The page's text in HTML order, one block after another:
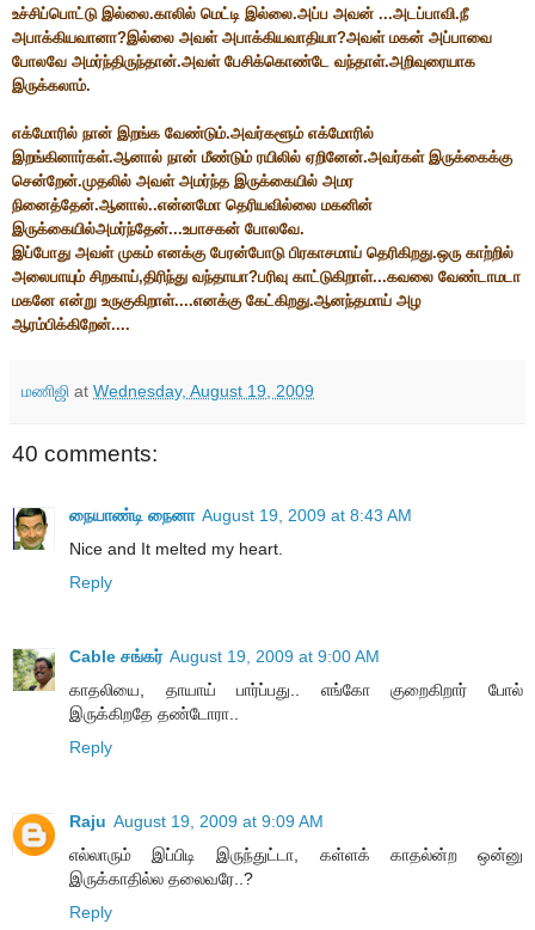
உச்சிப்பொட்டு இல்லை.காலில் மெட்டி இல்லை.அப்ப அவன் ...அடப்பாவி.நீ
அபாக்கியவானா?இல்லை அவள் அபாக்கியவாதியா?அவள் மகன் அப்பாவை
போலவே அமர்ந்திருந்தான்.அவள் பேசிக்கொண்டே வந்தாள்.அறிவுரையாக
இருக்கலாம்.
எக்மோரில் நான் இறங்க வேண்டும்.அவர்களூம் எக்மோரில்
இறங்கினார்கள்.ஆனால் நான் மீண்டும் ரயிலில் ஏறினேன்.அவர்கள் இருக்கைக்கு
சென்றேன்.முதலில் அவள் அமர்ந்த இருக்கையில் அமர
நினைத்தேன்.ஆனால்..என்னமோ தெரியவில்லை மகனின்
இருக்கையில்அமர்ந்தேன்...உபாசகன் போலவே.
இப்போது அவள் முகம் எனக்கு பேரன்போடு பிரகாசமாய் தெரிகிறது.ஒரு காற்றில்
அலைபாயும் சிறகாய்,திரிந்து வந்தாயா?பரிவு காட்டுகிறாள்...கவலை வேண்டாமடா
மகனே என்று உருகுகிறாள்....எனக்கு கேட்கிறது.ஆனந்தமாய் அழ
ஆரம்பிக்கிறேன்....
மணிஜி at Wednesday, August 19, 2009
40 comments:
நையாண்டி நைனா August 19, 2009 at 8:43 AM
Nice and It melted my heart.
Reply
Cable சங்கர் August 19, 2009 at 9:00 AM
காதலியை, தாயாய் பார்ப்பது.. எங்கோ குறைகிறார் போல்
இருக்கிறதே தண்டோரா..
Reply
Raju August 19, 2009 at 9:09 AM
எல்லாரும் இப்பிடி இருந்துட்டா, கள்ளக் காதல்ன்ற ஒன்னு
இருக்காதில்ல தலைவரே..?
Reply